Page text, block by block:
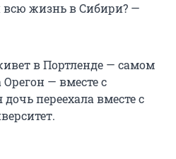
жизнь в Сибири? —
в Портленде — самом
— вместе с
переехала вместе с